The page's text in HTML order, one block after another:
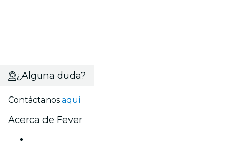
¿Alguna duda?
Contáctanos aquí
Acerca de Fever